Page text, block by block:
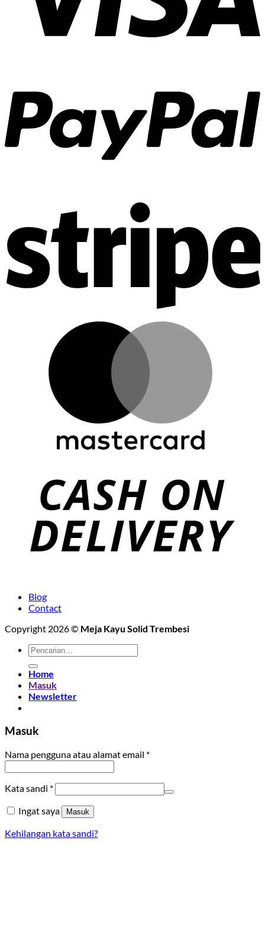
Blog
Contact
Copyright 2026 © Meja Kayu Solid Trembesi
Pencarian
untuk:
Home
Masuk
Newsletter
Masuk
Nama pengguna atau alamat email *Wajib
Kata sandi *Wajib
Ingat saya Masuk
Kehilangan kata sandi?